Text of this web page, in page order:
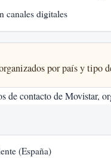
canales digitales
por país y tipo
de contacto de Movistar,
(España)